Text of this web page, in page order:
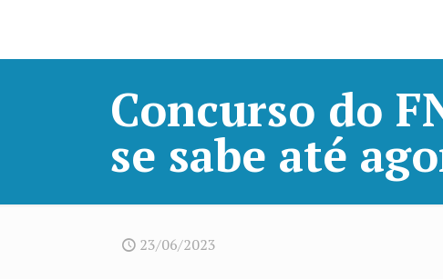
Concurso do
se sabe até
23/06/2023